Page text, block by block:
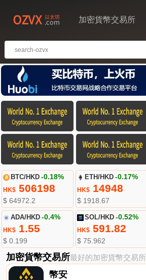
加密貨幣交易所
BTC/HKD -0.18%
HK$506198
$ 64972.2
ETH/HKD -0.17%
HK$ 14948
$ 1918.67
ADA/HKD -0.4%
HK$1.55
$ 0.199
SOL/HKD -0.52%
HK$ 591.82
$ 75.962
加密貨幣交易所最好的加密貨幣交易所
幣安